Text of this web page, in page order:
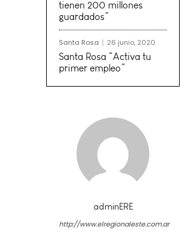
tienen 200 millones
guardados”
Santa Rosa 26 junio, 2020
Santa Rosa “Activa tu
primer empleo”
adminERE
http://www.elregionaleste.com.ar